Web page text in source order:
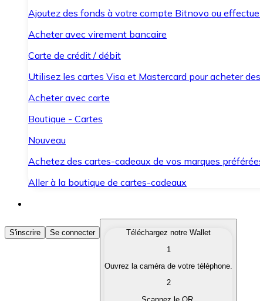
Ajoutez des fonds à votre compte Bitnovo ou
Acheter avec virement bancaire
Carte de crédit / débit
Utilisez les cartes Visa et Mastercard pour acheter
Acheter avec carte
Boutique - Cartes
Nouveau
Achetez des cartes-cadeaux de vos marques
Aller à la boutique de cartes-cadeaux
Acheter des Cryptomonnaies
Achetez les cryptomonnaies qui vous intéressent
Convertissez vos cryptomonnaies en monnaie
S'inscrire Se connecter
Téléchargez notre Wallet
1
Ouvrez la caméra de votre téléphone.
2